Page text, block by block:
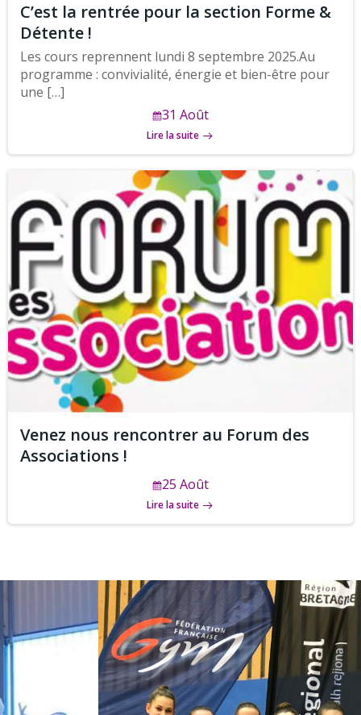
C’est la rentrée pour la section Forme &
Détente !
Les cours reprennent lundi 8 septembre 2025.Au
programme : convivialité, énergie et bien-être pour
une […]
31 Août
Lire la suite
Venez nous rencontrer au Forum des
Associations !
25 Août
Lire la suite